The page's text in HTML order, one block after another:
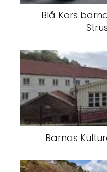
Blå Kors
Barnas